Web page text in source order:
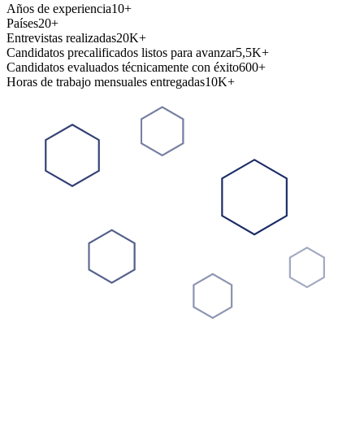
Años de experiencia10+
Países20+
Entrevistas realizadas20K+
Candidatos precalificados listos para avanzar5,5K+
Candidatos evaluados técnicamente con éxito600+
Horas de trabajo mensuales entregadas10K+